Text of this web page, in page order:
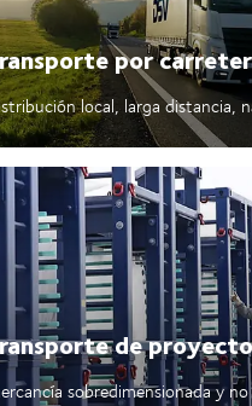
por
local, larga distancia,
de
sobredimensionada y